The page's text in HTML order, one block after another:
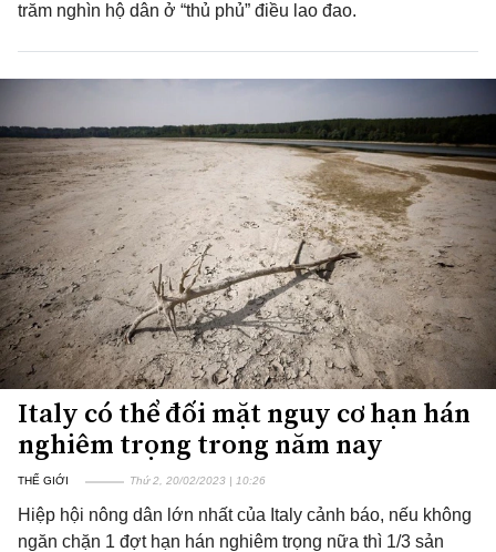
trăm nghìn hộ dân ở “thủ phủ” điều lao đao.
Italy có thể đối mặt nguy cơ hạn hán
nghiêm trọng trong năm nay
THẾ GIỚI Thứ 2, 20/02/2023 | 10:26
Hiệp hội nông dân lớn nhất của Italy cảnh báo, nếu không
ngăn chặn 1 đợt hạn hán nghiêm trọng nữa thì 1/3 sản